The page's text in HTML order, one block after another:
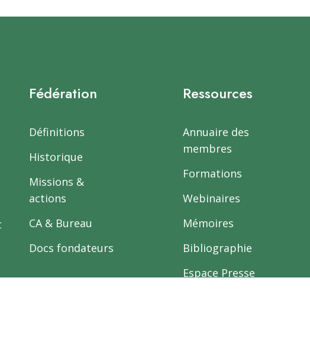
Fédération
Définitions
Historique
Missions &
actions
CA & Bureau
Docs fondateurs
Ressources
Annuaire des
membres
Formations
Webinaires
Mémoires
Bibliographie
Espace Presse